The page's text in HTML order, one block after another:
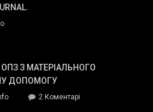
З МАТЕРІАЛЬНОГО
ДОПОМОГУ
2 Коментарідо